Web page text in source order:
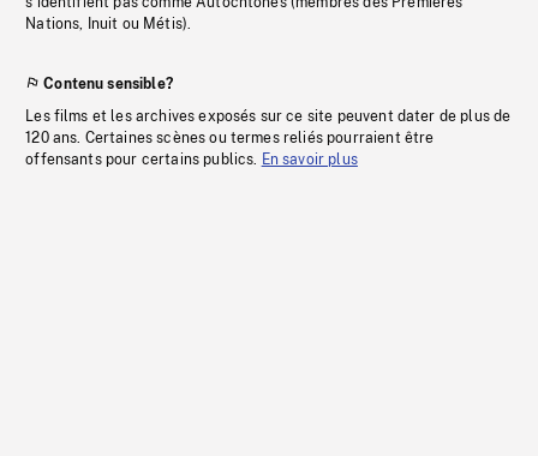
Nations, Inuit ou Métis).
Contenu sensible?
Les films et les archives exposés sur ce site peuvent dater de plus de
120 ans. Certaines scènes ou termes reliés pourraient être
offensants pour certains publics. En savoir plus